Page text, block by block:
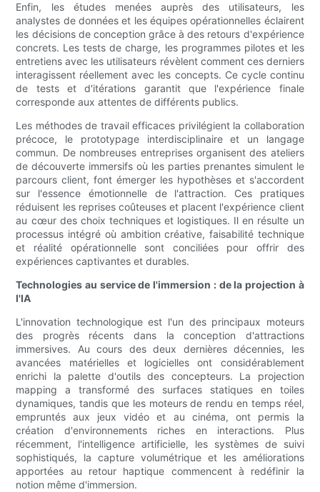
Enfin, les études menées auprès des utilisateurs, les
analystes de données et les équipes opérationnelles éclairent
les décisions de conception grâce à des retours d'expérience
concrets. Les tests de charge, les programmes pilotes et les
entretiens avec les utilisateurs révèlent comment ces derniers
interagissent réellement avec les concepts. Ce cycle continu
de tests et d'itérations garantit que l'expérience finale
corresponde aux attentes de différents publics.
Les méthodes de travail efficaces privilégient la collaboration
précoce, le prototypage interdisciplinaire et un langage
commun. De nombreuses entreprises organisent des ateliers
de découverte immersifs où les parties prenantes simulent le
parcours client, font émerger les hypothèses et s'accordent
sur l'essence émotionnelle de l'attraction. Ces pratiques
réduisent les reprises coûteuses et placent l'expérience client
au cœur des choix techniques et logistiques. Il en résulte un
processus intégré où ambition créative, faisabilité technique
et réalité opérationnelle sont conciliées pour offrir des
expériences captivantes et durables.
Technologies au service de l'immersion : de la projection à
l'IA
L'innovation technologique est l'un des principaux moteurs
des progrès récents dans la conception d'attractions
immersives. Au cours des deux dernières décennies, les
avancées matérielles et logicielles ont considérablement
enrichi la palette d'outils des concepteurs. La projection
mapping a transformé des surfaces statiques en toiles
dynamiques, tandis que les moteurs de rendu en temps réel,
empruntés aux jeux vidéo et au cinéma, ont permis la
création d'environnements riches en interactions. Plus
récemment, l'intelligence artificielle, les systèmes de suivi
sophistiqués, la capture volumétrique et les améliorations
apportées au retour haptique commencent à redéfinir la
notion même d'immersion.